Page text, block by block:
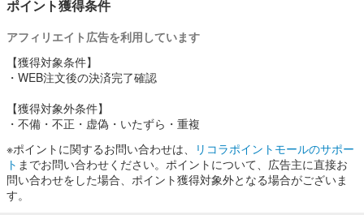
ン・施設を決めてからダイレクトに贈るこ とができる（約1000プラ
２.デジタル上で入力した相手へのメッセージ・思いをレターにして
贈ることができる
３.「このホテル」の「このプラン」を贈りたいというニーズに応え
ポイント獲得条件
アフィリエイト広告を利用しています
【獲得対象条件】
・WEB注文後の決済完了確認
【獲得対象外条件】
・不備・不正・虚偽・いたずら・重複
※ポイントに関するお問い合わせは、
リコラポイントモールのサポー
ト までお問い合わせください。ポイントについて、広告主に直接お
問い合わせをした場合、ポイント獲得対象外となる場合がございま
す。